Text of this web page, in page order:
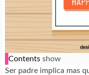
Contents show
Ser padre implica mas